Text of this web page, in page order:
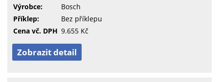
Výrobce:
Bosch
Příklep:
Bez příklepu
Cena vč. DPH 9.655 Kč
Zobrazit detail